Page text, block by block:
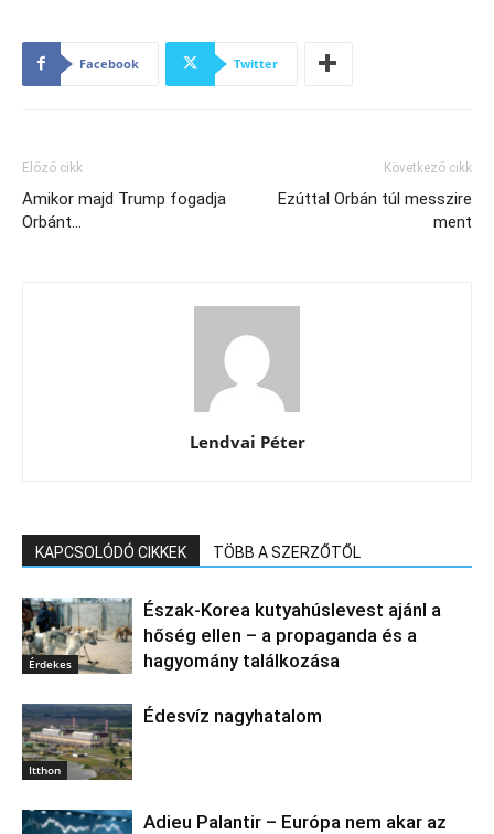
Facebook Twitter
Előző cikk
Amikor majd Trump fogadja
Orbánt…
Következő cikk
Ezúttal Orbán túl messzire
ment
Lendvai Péter
KAPCSOLÓDÓ CIKKEK TÖBB A SZERZŐTŐL
Érdekes
Észak‑Korea kutyahúslevest ajánl a
hőség ellen – a propaganda és a
hagyomány találkozása
Itthon
Édesvíz nagyhatalom
Adieu Palantir – Európa nem akar az